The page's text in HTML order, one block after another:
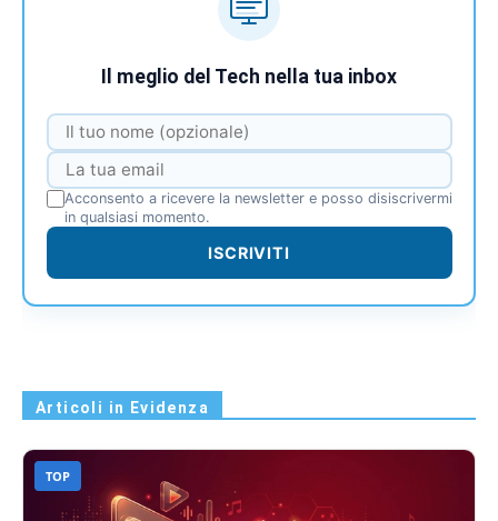
Il meglio del Tech nella tua inbox
Acconsento a ricevere la newsletter e posso disiscrivermi
in qualsiasi momento.
ISCRIVITI
Articoli in Evidenza
TOP